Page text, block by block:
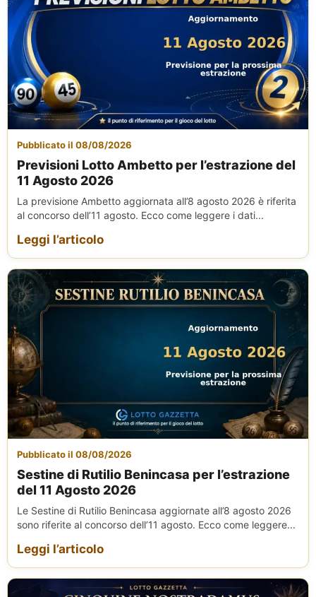
Pubblicato il 08/08/2026
Previsioni Lotto Ambetto per l’estrazione del
11 Agosto 2026
La previsione Ambetto aggiornata all’8 agosto 2026 è riferita
al concorso dell’11 agosto. Ecco come leggere i dati...
Leggi l’articolo
Pubblicato il 08/08/2026
Sestine di Rutilio Benincasa per l’estrazione
del 11 Agosto 2026
Le Sestine di Rutilio Benincasa aggiornate all’8 agosto 2026
sono riferite al concorso dell’11 agosto. Ecco come leggere...
Leggi l’articolo